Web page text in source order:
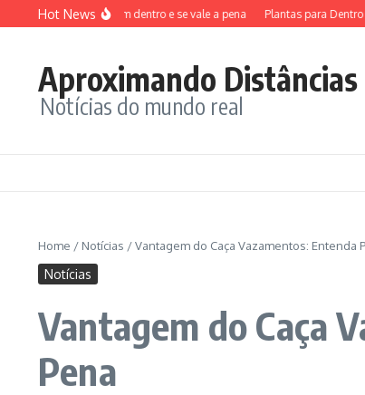
Ir para o conteúdo
Hot News
o que vem dentro e se vale a pena Plantas para Dentro de
Aproximando Distâncias
Notícias do mundo real
Home / Notícias /Vantagem do Caça Vazamentos: Entenda
Notícias
Vantagem do Caça
Pena